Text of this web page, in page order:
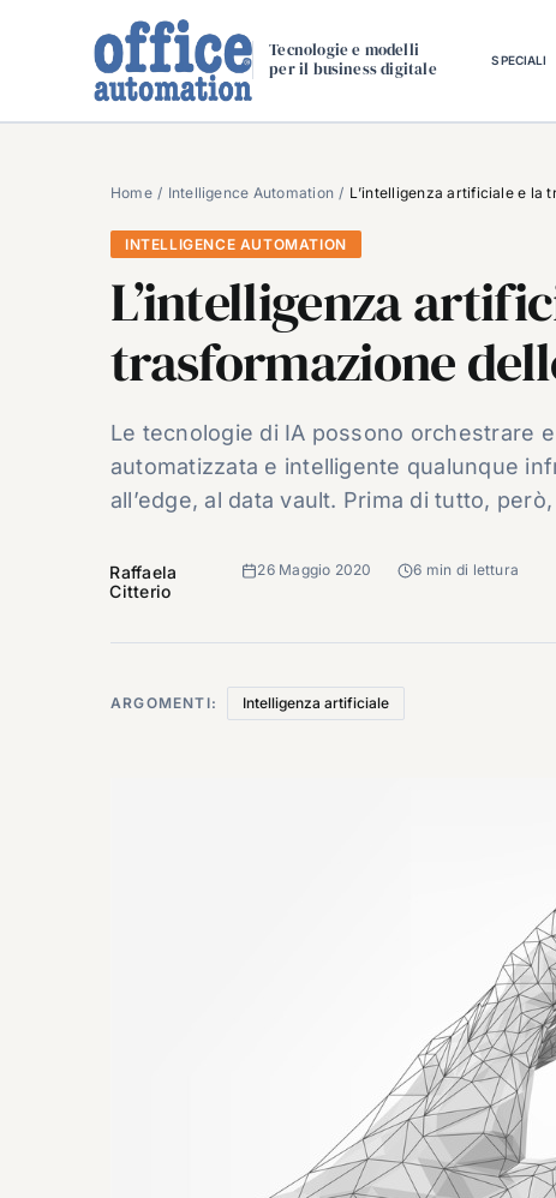
Tecnologie e modelli
per il business digitale
SPECIALI
Home Intelligence Automation L’intelligenza artificiale e la
INTELLIGENCE AUTOMATION
L’intelligenza
trasformazione
Le tecnologie di IA possono orchestrare
automatizzata e intelligente qualunque
all’edge, al data vault. Prima di tutto,
Raffaela
Citterio
26 Maggio 2020 6 min di lettura
ARGOMENTI: Intelligenza artificiale